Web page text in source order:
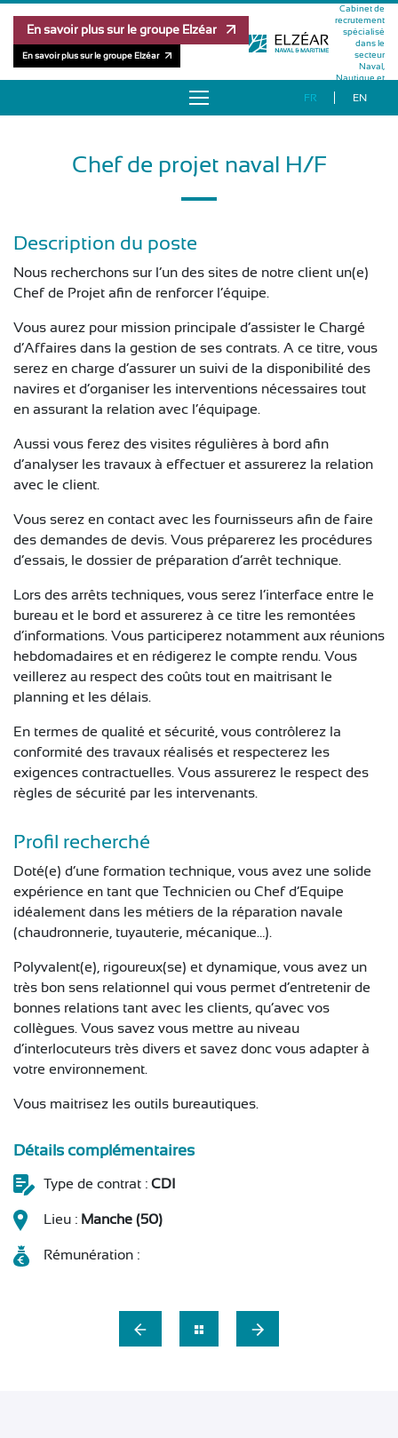
En savoir plus sur le groupe Elzéar
En savoir plus sur le groupe Elzéar
Cabinet de
recrutement
spécialisé
dans le
secteur
Naval,
Nautique et
FR EN
À PROPOS
OFFRES D’EMPLOI
PUBLICATIONS
CONTACT
Chef de projet naval H/F
Description du poste
Nous recherchons sur l’un des sites de notre client un(e)
Chef de Projet afin de renforcer l’équipe.
Vous aurez pour mission principale d’assister le Chargé
d’Affaires dans la gestion de ses contrats. A ce titre, vous
serez en charge d’assurer un suivi de la disponibilité des
navires et d’organiser les interventions nécessaires tout
en assurant la relation avec l’équipage.
Aussi vous ferez des visites régulières à bord afin
d’analyser les travaux à effectuer et assurerez la relation
avec le client.
Vous serez en contact avec les fournisseurs afin de faire
des demandes de devis. Vous préparerez les procédures
d’essais, le dossier de préparation d’arrêt technique.
Lors des arrêts techniques, vous serez l’interface entre le
bureau et le bord et assurerez à ce titre les remontées
d’informations. Vous participerez notamment aux réunions
hebdomadaires et en rédigerez le compte rendu. Vous
veillerez au respect des coûts tout en maitrisant le
planning et les délais.
En termes de qualité et sécurité, vous contrôlerez la
conformité des travaux réalisés et respecterez les
exigences contractuelles. Vous assurerez le respect des
règles de sécurité par les intervenants.
Profil recherché
Doté(e) d’une formation technique, vous avez une solide
expérience en tant que Technicien ou Chef d’Equipe
idéalement dans les métiers de la réparation navale
(chaudronnerie, tuyauterie, mécanique…).
Polyvalent(e), rigoureux(se) et dynamique, vous avez un
très bon sens relationnel qui vous permet d’entretenir de
bonnes relations tant avec les clients, qu’avec vos
collègues. Vous savez vous mettre au niveau
d’interlocuteurs très divers et savez donc vous adapter à
votre environnement.
Vous maitrisez les outils bureautiques.
Détails complémentaires
Type de contrat : CDI
Lieu : Manche (50)
Rémunération :